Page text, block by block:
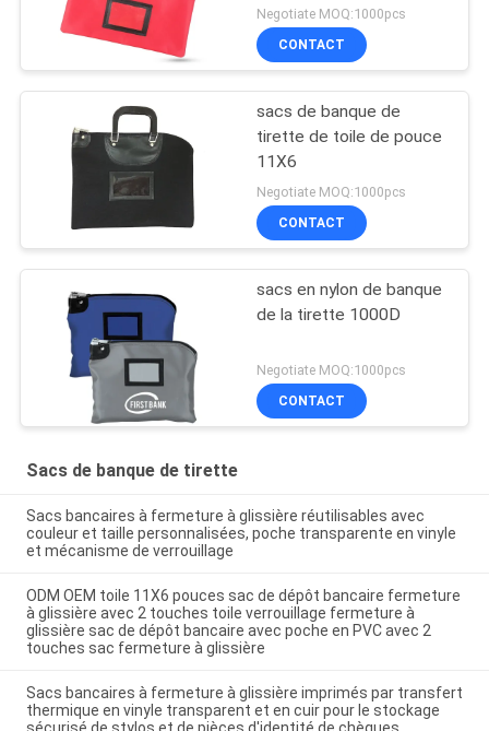
Negotiate MOQ:1000pcs
CONTACT
sacs de banque de
tirette de toile de pouce
11X6
Negotiate MOQ:1000pcs
CONTACT
sacs en nylon de banque
de la tirette 1000D
Negotiate MOQ:1000pcs
CONTACT
Sacs de banque de tirette
Sacs bancaires à fermeture à glissière réutilisables avec
couleur et taille personnalisées, poche transparente en vinyle
et mécanisme de verrouillage
ODM OEM toile 11X6 pouces sac de dépôt bancaire fermeture
à glissière avec 2 touches toile verrouillage fermeture à
glissière sac de dépôt bancaire avec poche en PVC avec 2
touches sac fermeture à glissière
Sacs bancaires à fermeture à glissière imprimés par transfert
thermique en vinyle transparent et en cuir pour le stockage